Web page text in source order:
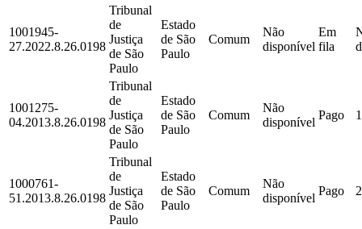
1001945-
27.2022.8.26.0198
Tribunal
de
Justiça
de São
Paulo
Estado
de São
Paulo
Comum
Não
disponível
Em
fila
1001275-
04.2013.8.26.0198
Tribunal
de
Justiça
de São
Paulo
Estado
de São
Paulo
Comum
Não
disponível
Pago
1000761-
51.2013.8.26.0198
Tribunal
de
Justiça
de São
Paulo
Estado
de São
Paulo
Comum
Não
disponível
Pago